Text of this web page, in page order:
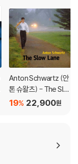
Anton Schwartz (안
톤 슈왈츠) - The Slo
w Lane (2000) [HD
22,900원
19%